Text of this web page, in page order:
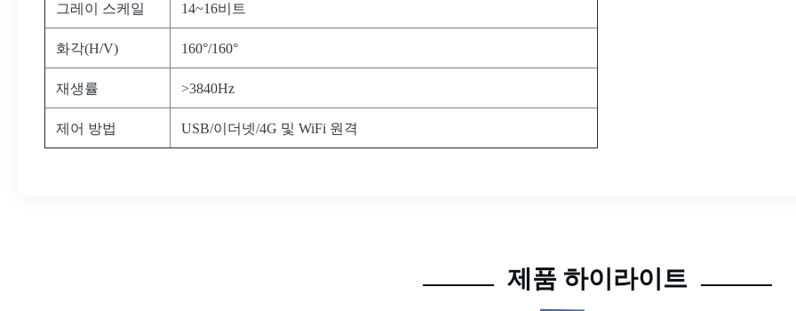
그레이 스케일 14~16비트
화각(H/V) 160°/160°
재생률 >3840Hz
제어 방법 USB/이더넷/4G 및 WiFi 원격
제품 하이라이트